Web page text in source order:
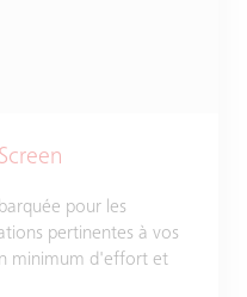
pour les
pertinentes à vos
minimum d'effort et